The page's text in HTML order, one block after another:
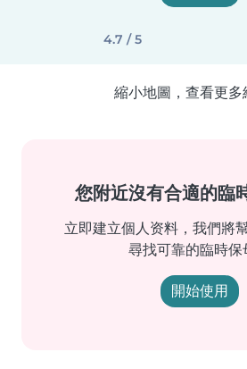
4.7 / 5
縮小地圖，查看更多
您附近沒有合適的臨
立即建立個人资料，我們將
尋找可靠的臨時保
開始使用